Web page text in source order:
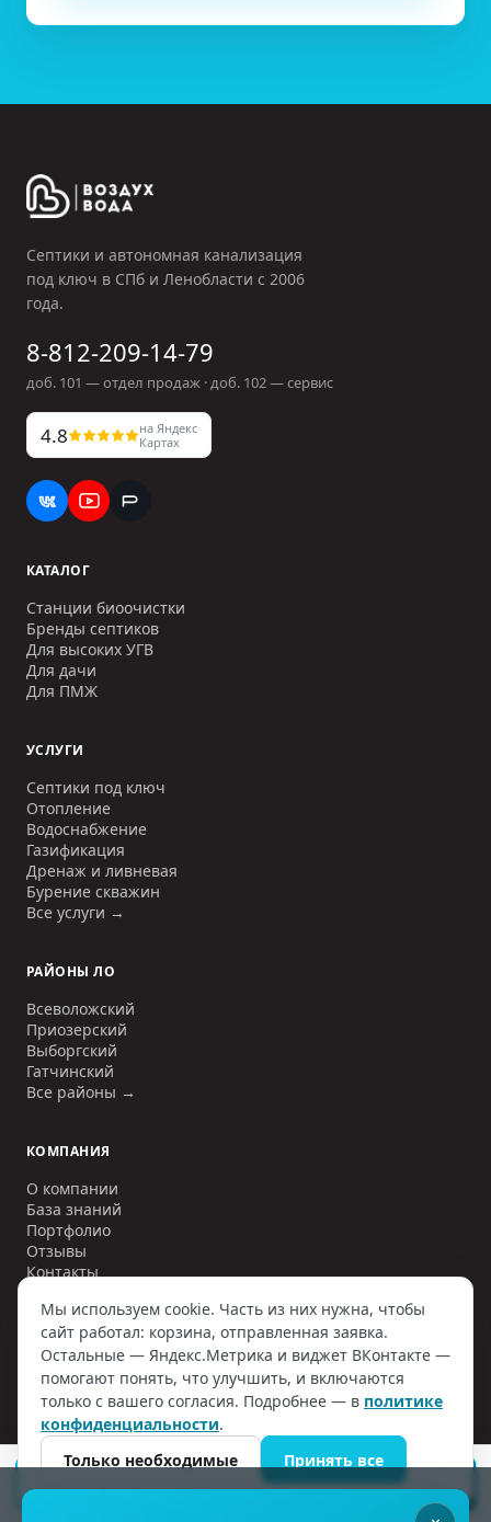
Септики и автономная канализация
под ключ в СПб и Ленобласти с 2006
года.
8-812-209-14-79
доб. 101 — отдел продаж · доб. 102— сервис
4.8
на Яндекс
Картах
КАТАЛОГ
Станции биоочистки
Бренды септиков
Для высоких УГВ
Для дачи
Для ПМЖ
УСЛУГИ
Септики под ключ
Отопление
Водоснабжение
Газификация
Дренаж и ливневая
Бурение скважин
Все услуги →
РАЙОНЫ ЛО
Всеволожский
Приозерский
Выборгский
Гатчинский
Все районы →
КОМПАНИЯ
О компании
База знаний
Портфолио
Отзывы
Контакты
2006–2026ООО «ИНЖЕНЕРНЫЕ СЕТИ». ИНН 7810797884 . Все
права защищены.
Политика конфиденциальности Договор оферты
Согласие на обработку ПД
ПОДОБРАТЬ СЕПТИК
Мы используем cookie. Часть из них нужна, чтобы
сайт работал: корзина, отправленная заявка.
Остальные — Яндекс.Метрика и виджет ВКонтакте —
помогают понять, что улучшить, и включаются
только с вашего согласия. Подробнее — в политике
конфиденциальности.
Только необходимые
Принять все